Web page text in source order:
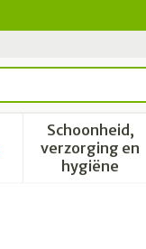
categorie...
Schoonheid,
verzorging en
hygiëne
Toon